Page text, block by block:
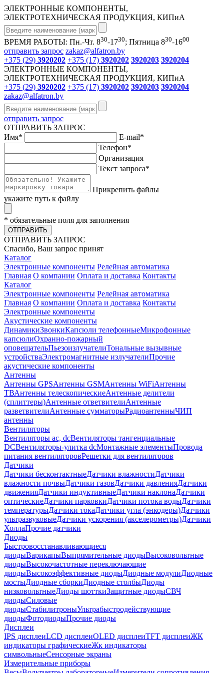
ЭЛЕКТРОННЫЕ КОМПОНЕНТЫ,
ЭЛЕКТРОТЕХНИЧЕСКАЯ ПРОДУКЦИЯ, КИПиА
ВРЕМЯ РАБОТЫ: Пн.-Чт. 830-1730; Пятница 830-1600
отправить запрос zakaz@alfatron.by
+375 (29) 3920202 +375 (17) 3920202 3920203 3920204
ЭЛЕКТРОННЫЕ КОМПОНЕНТЫ,
ЭЛЕКТРОТЕХНИЧЕСКАЯ ПРОДУКЦИЯ, КИПиА
+375 (29) 3920202 +375 (17) 3920202 3920203 3920204
zakaz@alfatron.by
отправить запрос
ОТПРАВИТЬ ЗАПРОС
Имя* E-mail*
Телефон*
Организация
Текст запроса*
Прикрепить файлы
укажите путь к файлу
* обязательные поля для заполнения
ОТПРАВИТЬ
ОТПРАВИТЬ ЗАПРОС
Спасибо, Ваш запрос принят
Каталог
Электронные компоненты Релейная автоматика
Главная О компании Оплата и доставка Контакты
Каталог
Электронные компоненты Релейная автоматика
Главная О компании Оплата и доставка Контакты
Электронные компоненты
Акустические компоненты
ДинамикиЗвонкиКапсюли телефонныеМикрофонные
капсюлиОхранно-пожарный
оповещательПьезоизлучателиТональные вызывные
устройстваЭлектромагнитные излучателиПрочие
акустические компоненты
Антенны
Антенны GPSАнтенны GSMАнтенны WiFiАнтенны
ТВАнтенны телескопическиеАнтенные делители
(сплиттеры)Антенные ответвителиАнтенные
разветвителиАнтенные сумматорыРадиоантенныЧИП
антенны
Вентиляторы
Вентиляторы ac, dcВентиляторы тангенциальные
DCВентиляторы-улитка dcМонтажные элементыПровода
питания вентиляторовРешетки для вентиляторов
Датчики
Датчики бесконтактныеДатчики влажностиДатчики
влажности почвыДатчики газовДатчики давленияДатчики
движенияДатчики индуктивныеДатчики наклонаДатчики
оптическиеДатчики парковкиДатчики потока водыДатчики
температурыДатчики токаДатчики угла (энкодеры)Датчики
ультразвуковыеДатчики ускорения (акселерометры)Датчики
ХоллаПрочие датчики
Диоды
Быстровосстанавливающиеся
диодыВарикапыВыпрямительные диодыВысоковольтные
диодыВысокочастотные переключающие
диодыВысокоэффективные диодыДиодные модулиДиодные
мостыДиодные сборкиДиодные столбыДиоды
низковольтныеДиоды шотткиЗащитные диодыСВЧ
диодыСиловые
диодыСтабилитроныУльтрабыстродействующие
диодыФотодиодыПрочие диоды
Дисплеи
IPS дисплеиLCD дисплеиOLED дисплеиTFT дисплеиЖК
индикаторы графическиеЖк индикаторы
символьныеСенсорные экраны
Измерительные приборы